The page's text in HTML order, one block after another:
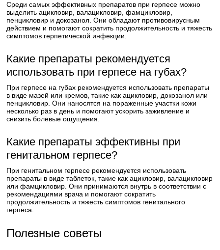
Среди самых эффективных препаратов при герпесе можно
выделить ацикловир, валацикловир, фамцикловир,
пенцикловир и докозанол. Они обладают противовирусным
действием и помогают сократить продолжительность и тяжесть
симптомов герпетической инфекции.
Какие препараты рекомендуется
использовать при герпесе на губах?
При герпесе на губах рекомендуется использовать препараты
в виде мазей или кремов, такие как ацикловир, докозанол или
пенцикловир. Они наносятся на пораженные участки кожи
несколько раз в день и помогают ускорить заживление и
снизить болевые ощущения.
Какие препараты эффективны при
генитальном герпесе?
При генитальном герпесе рекомендуется использовать
препараты в виде таблеток, такие как ацикловир, валацикловир
или фамцикловир. Они принимаются внутрь в соответствии с
рекомендациями врача и помогают сократить
продолжительность и тяжесть симптомов генитального
герпеса.
Полезные советы